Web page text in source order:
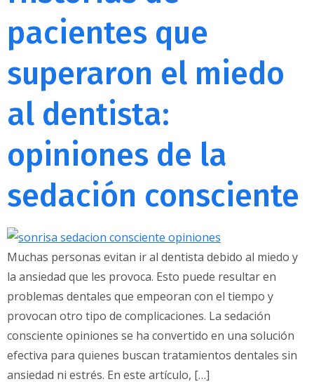
pacientes que
superaron el miedo
al dentista:
opiniones de la
sedación consciente
Muchas personas evitan ir al dentista debido al miedo y
la ansiedad que les provoca. Esto puede resultar en
problemas dentales que empeoran con el tiempo y
provocan otro tipo de complicaciones. La sedación
consciente opiniones se ha convertido en una solución
efectiva para quienes buscan tratamientos dentales sin
ansiedad ni estrés. En este artículo, […]